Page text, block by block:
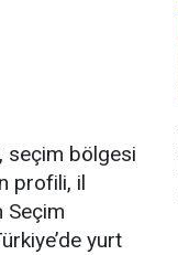
seçim bölgesi
profili, il
Seçim
yurt